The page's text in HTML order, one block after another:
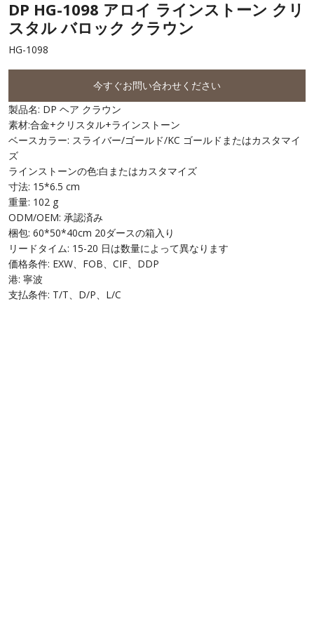
DP HG-1098 アロイ ラインストーン クリ
スタル バロック クラウン
HG-1098
今すぐお問い合わせください
製品名: DP ヘア クラウン
素材:合金+クリスタル+ラインストーン
ベースカラー: スライバー/ゴールド/KC ゴールドまたはカスタマイ
ズ
ラインストーンの色:白またはカスタマイズ
寸法: 15*6.5 cm
重量: 102 g
ODM/OEM: 承認済み
梱包: 60*50*40cm 20ダースの箱入り
リードタイム: 15-20 日は数量によって異なります
価格条件: EXW、FOB、CIF、DDP
港: 寧波
支払条件: T/T、D/P、L/C